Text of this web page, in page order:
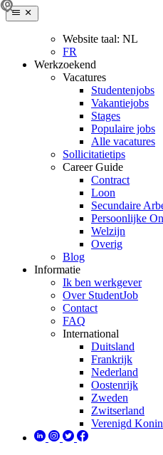
Website taal: NL
FR
Werkzoekend
Vacatures
Studentenjobs
Vakantiejobs
Stages
Populaire jobs
Alle vacatures
Sollicitatietips
Career Guide
Contract
Loon
Secundaire
Persoonlijke
Welzijn
Overig
Blog
Informatie
Ik ben werkgever
Over StudentJob
Contact
FAQ
International
Duitsland
Frankrijk
Nederland
Oostenrijk
Zweden
Zwitserland
Verenigd